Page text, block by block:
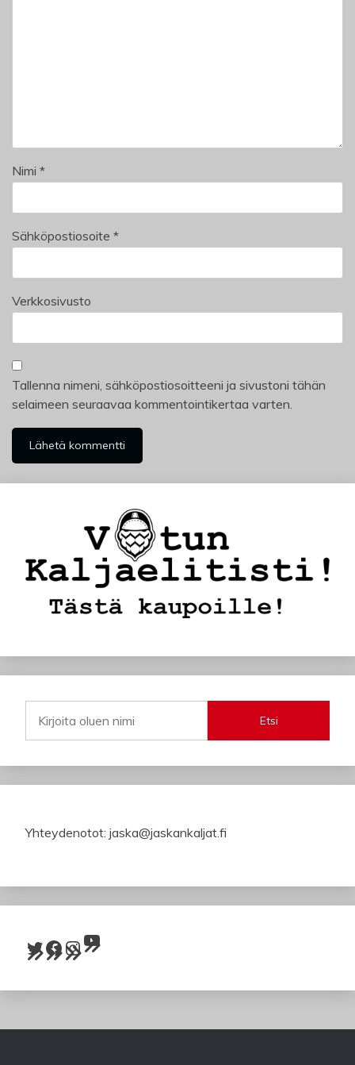
Nimi *
Sähköpostiosoite *
Verkkosivusto
Tallenna nimeni, sähköpostiosoitteeni ja sivustoni tähän
selaimeen seuraavaa kommentointikertaa varten.
Etsi
Yhteydenotot: jaska@jaskankaljat.fi
Twitter Facebook InstagramYouTube